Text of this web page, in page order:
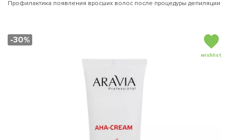
Профилактика появления вросших волос после процедуры депиляции
-30%
wishlist